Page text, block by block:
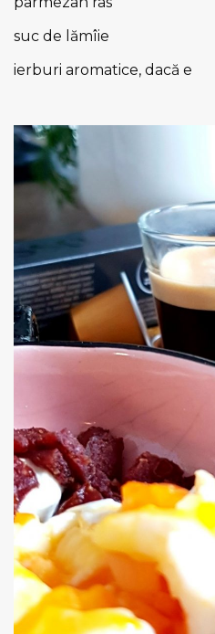
suc de lămîie
ierburi aromatice, dacă e